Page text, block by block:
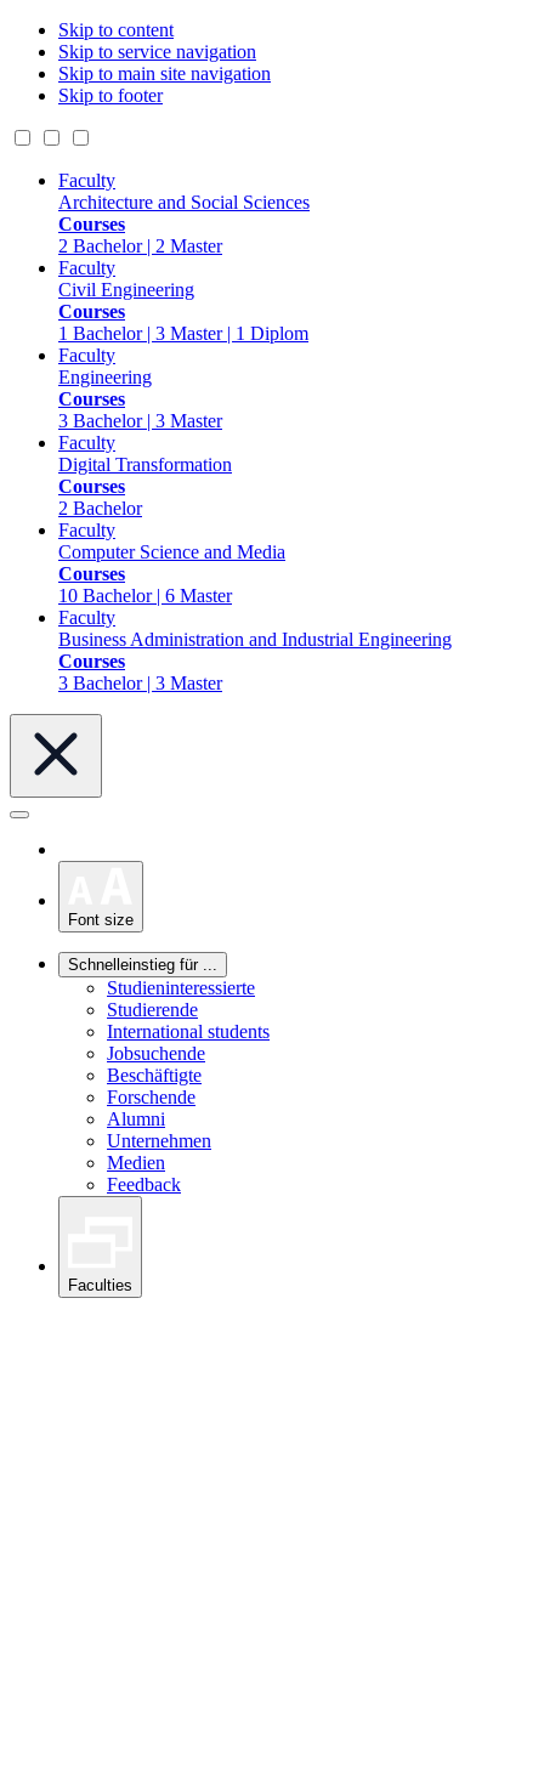
Skip to content
Skip to service navigation
Skip to main site navigation
Skip to footer
Faculty
Architecture and Social Sciences
Courses
2 Bachelor | 2 Master
Faculty
Civil Engineering
Courses
1 Bachelor | 3 Master | 1 Diplom
Faculty
Engineering
Courses
3 Bachelor | 3 Master
Faculty
Digital Transformation
Courses
2 Bachelor
Faculty
Computer Science and Media
Courses
10 Bachelor | 6 Master
Faculty
Business Administration and Industrial Engineering
Courses
3 Bachelor | 3 Master
Font size
Schnelleinstieg für ...
Studieninteressierte
Studierende
International students
Jobsuchende
Beschäftigte
Forschende
Alumni
Unternehmen
Medien
Feedback
Faculties